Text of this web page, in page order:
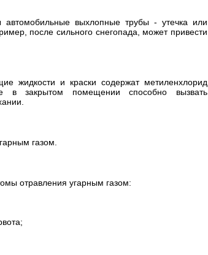
автомобильные выхлопные трубы - утечка или
после сильного снегопада, может привести
жидкости и краски содержат метиленхлорид
в закрытом помещении способно вызвать
газом.
отравления угарным газом: